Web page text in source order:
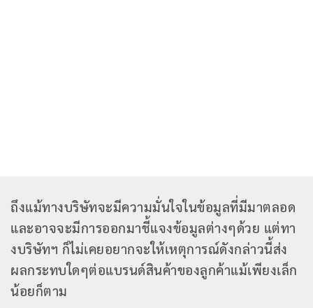
ถึงแม้ทางบริษัทจะมีความมั่นใจในข้อมูลที่มีมาตลอด
และอาจจะมีการออกมาชี้แจงข้อมูลต่างๆด้วย แต่ทา
งบริษัทฯ ก็ไม่เคยอยากจะให้เหตุการณ์ดังกล่าวนี้ส่ง
ผลกระทบใดๆต่อแบรนด์สินค้าของลูกค้าแม้เพียงเล็ก
น้อยก็ตาม